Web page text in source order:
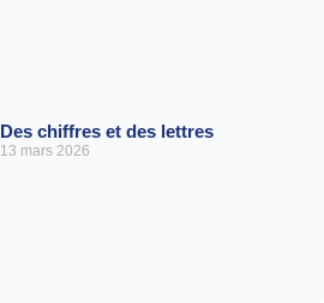
Des chiffres et des lettres
13 mars 2026